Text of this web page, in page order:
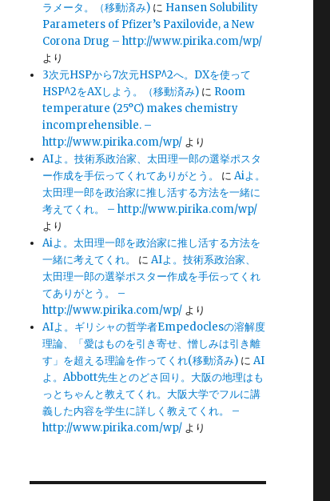
ラメータ。（移動済み) に Hansen Solubility
Parameters of Pfizer’s Paxilovide, a New
Corona Drug – http://www.pirika.com/wp/
より
3次元HSPから7次元HSP^2へ。DXを使って
HSP^2をAXしよう。（移動済み) に Room
temperature (25°C) makes chemistry
incomprehensible. –
http://www.pirika.com/wp/ より
AIよ。技術系政治家、太田理一郎の選挙ポスタ
ー作成を手伝ってくれてありがとう。
にAiよ。
太田理一郎を政治家に推し活する方法を一緒に
考えてくれ。 – http://www.pirika.com/wp/
より
Aiよ。太田理一郎を政治家に推し活する方法を
一緒に考えてくれ。
にAIよ。技術系政治家、
太田理一郎の選挙ポスター作成を手伝ってくれ
てありがとう。 –
http://www.pirika.com/wp/ より
AIよ。ギリシャの哲学者Empedoclesの溶解度
理論、「愛はものを引き寄せ、憎しみは引き離
す」を超える理論を作ってくれ(移動済み) にAI
よ。Abbott先生とのどさ回り。大阪の地理はも
っとちゃんと教えてくれ。大阪大学でフルに講
義した内容を学生に詳しく教えてくれ。 –
http://www.pirika.com/wp/ より